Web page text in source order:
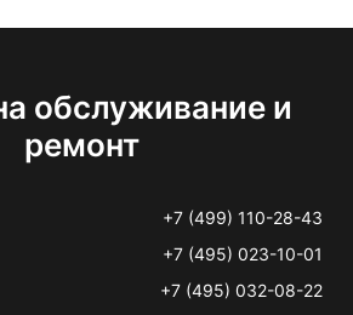
обслуживание и
ремонт
+7 (499) 110-28-43
+7 (495) 023-10-01
+7 (495) 032-08-22